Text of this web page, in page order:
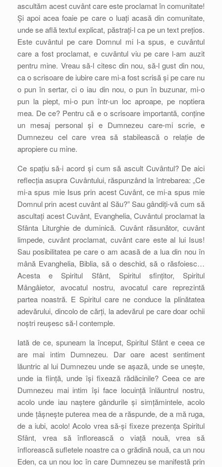
ascultăm acest cuvânt care este proclamat în comunitate!
Și apoi acea foaie pe care o luați acasă din comunitate,
unde se află textul explicat, păstrați-l ca pe un text prețios.
Este cuvântul pe care Domnul mi l-a spus, e cuvântul
care a fost proclamat, e cuvântul viu pe care l-am auzit
pentru mine. Vreau să-l citesc din nou, să-l gust din nou,
ca o scrisoare de iubire care mi-a fost scrisă și pe care nu
o pun în sertar, ci o iau din nou, o pun în buzunar, mi-o
pun la piept, mi-o pun într-un loc aproape, pe noptiera
mea. De ce? Pentru că e o scrisoare importantă, conține
un mesaj personal și e Dumnezeu care-mi scrie, e
Dumnezeu cel care vrea să stabilească o relație de
apropiere cu mine.
Ce spațiu să-i acord și cum să ascult Cuvântul? De aici
reflecția asupra Cuvântului, răspunzând la întrebarea: „Ce
mi-a spus mie Isus prin acest Cuvânt, ce mi-a spus mie
Domnul prin acest cuvânt al Său?” Sau gândiți-vă cum să
ascultați acest Cuvânt, Evanghelia, Cuvântul proclamat la
Sfânta Liturghie de duminică. Cuvânt răsunător, cuvânt
limpede, cuvânt proclamat, cuvânt care este al lui Isus!
Sau posibilitatea pe care o am acasă de a lua din nou în
mână Evanghelia, Biblia, să o deschid, să o răsfoiesc…
Acesta e Spiritul Sfânt, Spiritul sfințitor, Spiritul
Mângâietor, avocatul nostru, avocatul care reprezintă
partea noastră. E Spiritul care ne conduce la plinătatea
adevărului, dincolo de cărți, la adevărul pe care doar ochii
noștri reușesc să-l contemple.
Iată de ce, spuneam la început, Spiritul Sfânt e ceea ce
are mai intim Dumnezeu. Dar oare acest sentiment
lăuntric al lui Dumnezeu unde se așază, unde se unește,
unde ia ființă, unde își fixează rădăcinile? Ceea ce are
Dumnezeu mai intim își face locuință înlăuntrul nostru,
acolo unde iau naștere gândurile și simțămintele, acolo
unde țâșnește puterea mea de a răspunde, de a mă ruga,
de a iubi, acolo! Acolo vrea să-și fixeze prezența Spiritul
Sfânt, vrea să înflorească o viață nouă, vrea să
înflorească sufletele noastre ca o grădină nouă, ca un nou
Eden, ca un nou loc în care Dumnezeu se manifestă prin